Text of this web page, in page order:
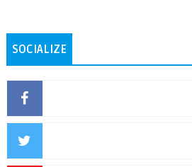
SOCIALIZE